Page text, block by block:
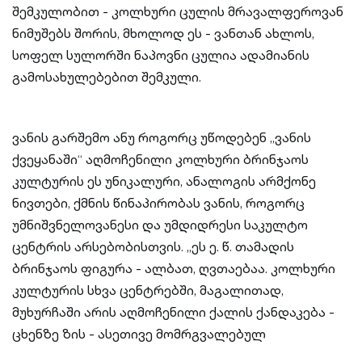
შემკულობით - კოლხური ცულის მრავალფეროვან
ნიმუშებს შორის, მხოლოდ ეს - ვანთან ახლოს,
სოფელ სულორში ნაპოვნი ცულია ადამიანის
გამოსახულებებით შემკული.
ვანის გარშემო ანუ როგორც უწოდებენ „ვანის
ქვეყანაში“ აღმოჩენილი კოლხური ბრინჯაოს
კულტურის ეს უნიკალური, ანალოგის არმქონე
ნივთები, ქმნის წინაპირობას ვანის, როგორც
უმნიშვნელოვანესი და უმდიდრესი საკულტო
ცენტრის არსებობისთვის. „ეს ე. წ. თამადის
ბრინჯაოს ფიგურა - ალბათ, ღვთაებაა. კოლხური
კულტურის სხვა ცენტრებში, მაგალითად,
მუხურჩაში არის აღმოჩენილი ქალის ქანდაკება -
ცხენზე ზის - ასეთივე მომრგვალებულ